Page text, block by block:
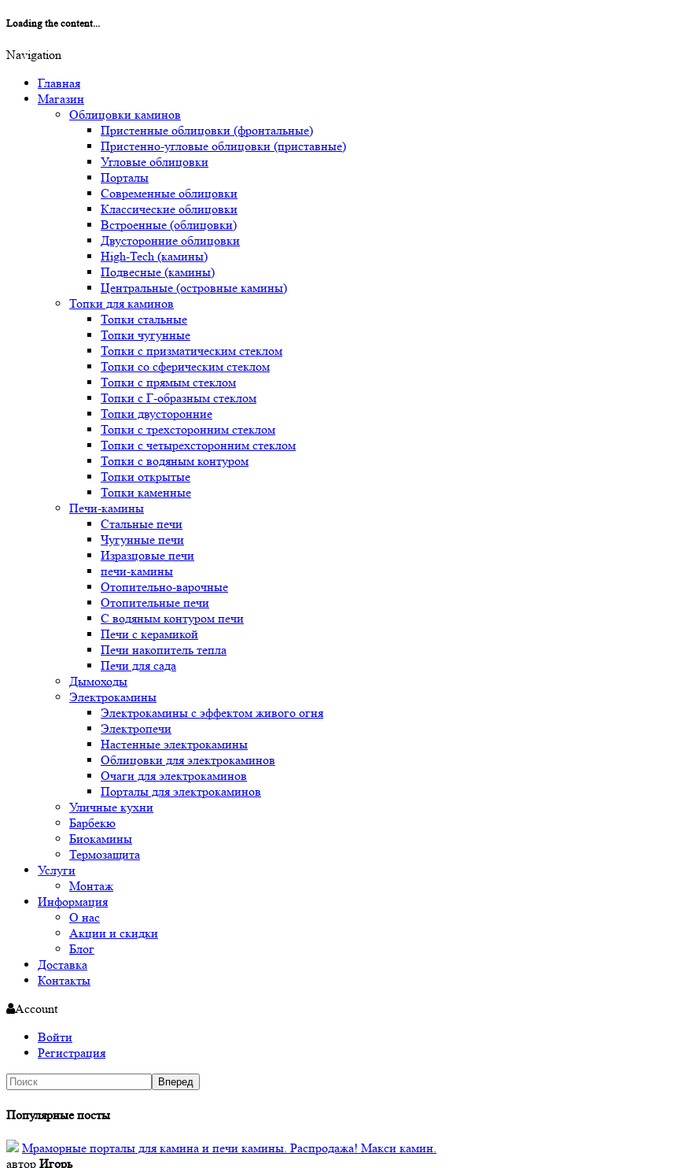
Loading the content...
Navigation
Главная
Магазин
Облицовки каминов
Пристенные облицовки (фронтальные)
Пристенно-угловые облицовки (приставные)
Угловые облицовки
Порталы
Современные облицовки
Классические облицовки
Встроенные (облицовки)
Двусторонние облицовки
High-Tech (камины)
Подвесные (камины)
Центральные (островные камины)
Топки для каминов
Топки стальные
Топки чугунные
Топки с призматическим стеклом
Топки со сферическим стеклом
Топки с прямым стеклом
Топки с Г-образным стеклом
Топки двусторонние
Топки с трехсторонним стеклом
Топки с четырехсторонним стеклом
Топки с водяным контуром
Топки открытые
Топки каменные
Печи-камины
Стальные печи
Чугунные печи
Изразцовые печи
печи-камины
Отопительно-варочные
Отопительные печи
С водяным контуром печи
Печи с керамикой
Печи накопитель тепла
Печи для сада
Дымоходы
Электрокамины
Электрокамины с эффектом живого огня
Электропечи
Настенные электрокамины
Облицовки для электрокаминов
Очаги для электрокаминов
Порталы для электрокаминов
Уличные кухни
Барбекю
Биокамины
Термозащита
Услуги
Монтаж
Информация
О нас
Акции и скидки
Блог
Доставка
Контакты
Account
Войти
Регистрация
Популярные посты
Мраморные порталы для камина и печи камины. Распродажа! Макси камин.
автор Игорь